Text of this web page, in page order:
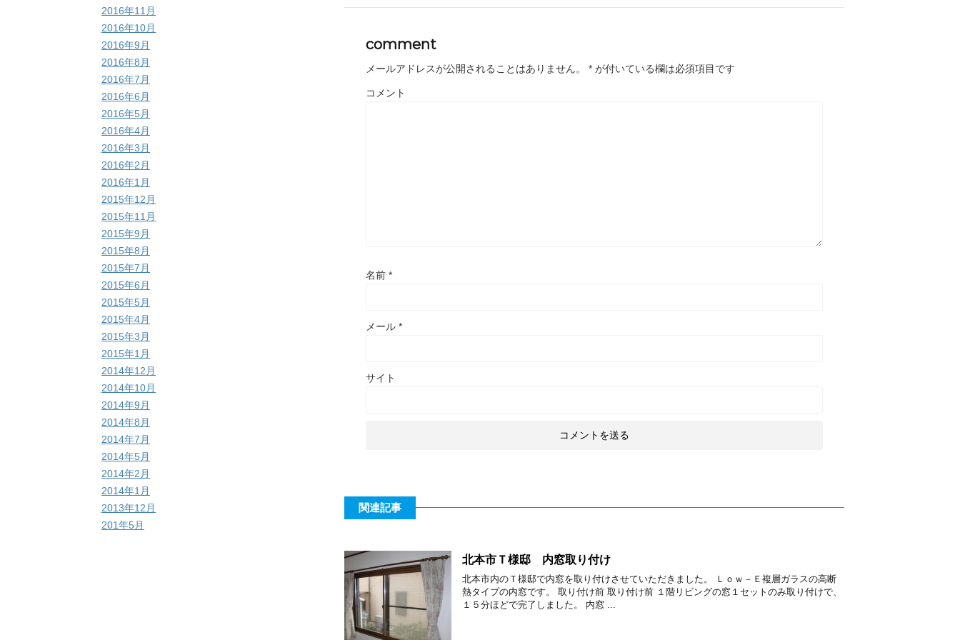
comment
メールアドレスが公開されることはありません。 * が付いている欄は必須項目です
コメント
名前 *
メール *
サイト
関連記事
北本市Ｔ様邸 内窓取り付け
北本市内のＴ様邸で内窓を取り付けさせていただきました。 Ｌｏｗ－Ｅ複層ガラスの高断
熱タイプの内窓です。 取り付け前 取り付け前 １階リビングの窓１セットのみ取り付けで、
１５分ほどで完了しました。 内窓 ...
2016年11月
2016年10月
2016年9月
2016年8月
2016年7月
2016年6月
2016年5月
2016年4月
2016年3月
2016年2月
2016年1月
2015年12月
2015年11月
2015年9月
2015年8月
2015年7月
2015年6月
2015年5月
2015年4月
2015年3月
2015年1月
2014年12月
2014年10月
2014年9月
2014年8月
2014年7月
2014年5月
2014年2月
2014年1月
2013年12月
201年5月